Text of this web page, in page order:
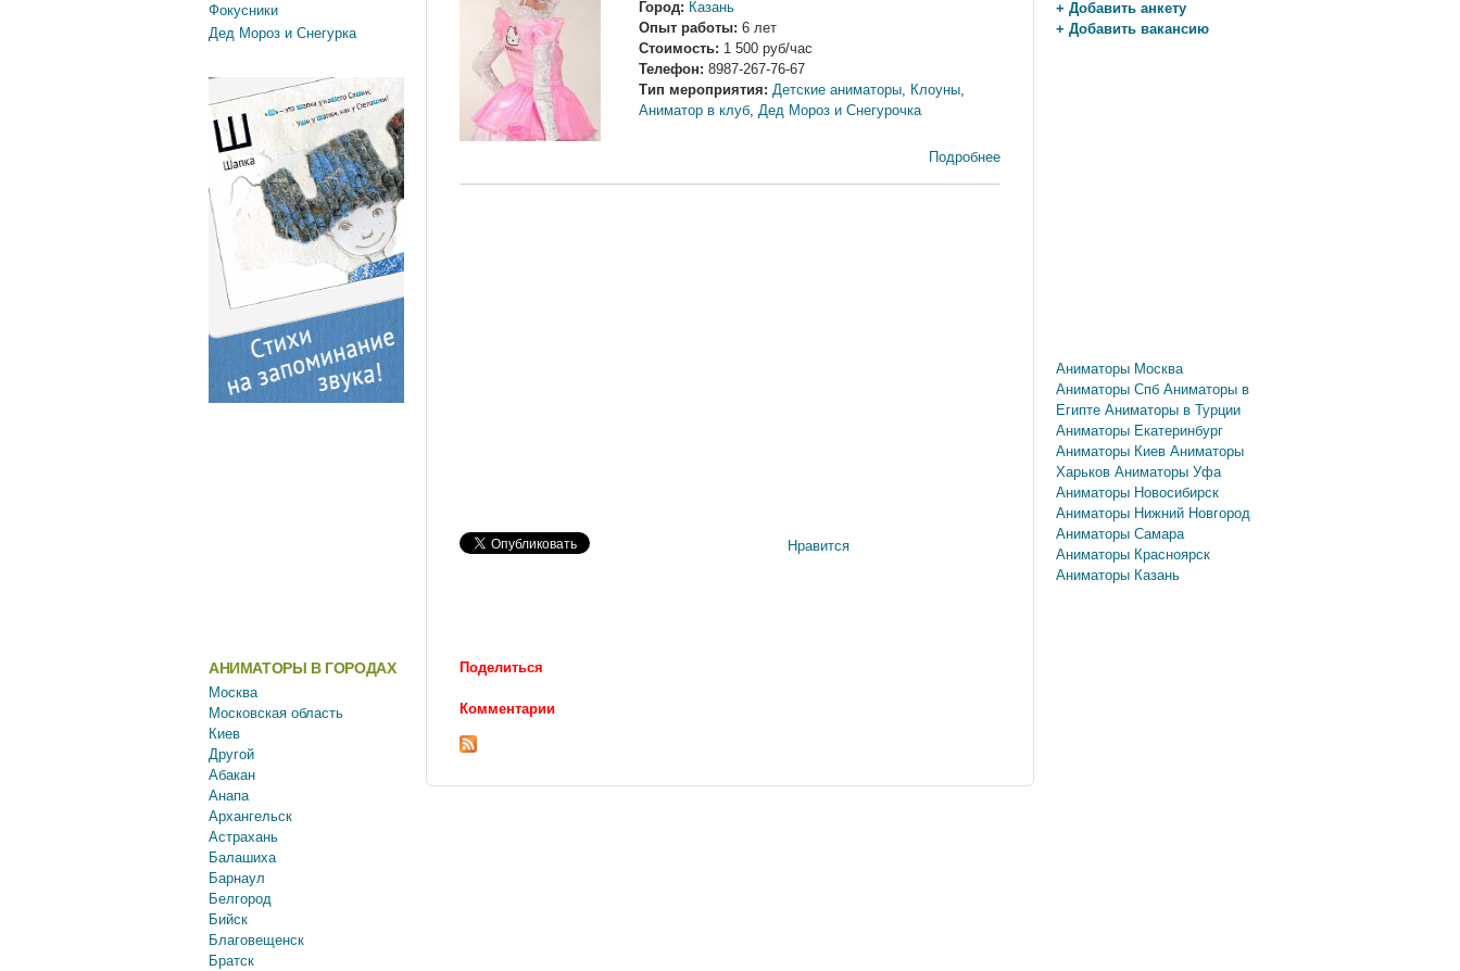
Город: Казань
Опыт работы: 6 лет
Стоимость: 1 500 руб/час
Телефон: 8987-267-76-67
Тип мероприятия: Детские аниматоры Клоуны
Аниматор в клуб Дед Мороз и Снегурочка
Подробнее
Нравится
Поделиться
Комментарии
Фокусники
Дед Мороз и Снегурка
АНИМАТОРЫ В ГОРОДАХ
Москва
Московская область
Киев
Другой
Абакан
Анапа
Архангельск
Астрахань
Балашиха
Барнаул
Белгород
Бийск
Благовещенск
Братск
+ Добавить анкету
+ Добавить вакансию
Аниматоры Москва
Аниматоры Спб Аниматоры в
Египте Аниматоры в Турции
Аниматоры Екатеринбург
Аниматоры Киев Аниматоры
Харьков Аниматоры Уфа
Аниматоры Новосибирск
Аниматоры Нижний Новгород
Аниматоры Самара
Аниматоры Красноярск
Аниматоры Казань